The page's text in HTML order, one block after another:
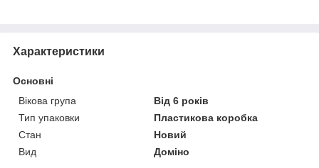
Характеристики
Основні
Вікова група
Від 6 років
Тип упаковки
Пластикова коробка
Стан
Новий
Вид
Доміно